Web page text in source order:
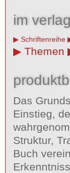
im
Schriftenreihe
Themen
Das
Einstieg,
Struktur,
Buch